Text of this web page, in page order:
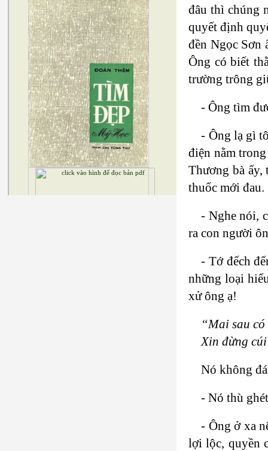
đâu thì chúng
quyết định
đền Ngọc Sơn
Ông có biết
trường trông
- Ông tìm
- Ông lạ gì
điện nằm
Thương bà ấy,
thuốc mới
- Nghe nói,
ra con người
- Tớ đếch
những loại
xử ông ạ!
“Mai sau
Xin đừng
Nó không
- Nó thù
- Ông ở xa
lợi lộc, quyền